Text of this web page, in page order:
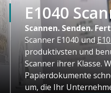
E1040
Scannen. Senden.
Scanner E1040 und
produktivsten und
Scanner ihrer Klasse.
Papierdokumente
um, die Ihr